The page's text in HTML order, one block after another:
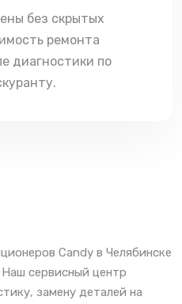
без скрытых
ремонта
диагностики по
Candy в Челябинске
сервисный центр
замену деталей на